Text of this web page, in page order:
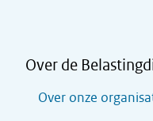
Over de
Over onze